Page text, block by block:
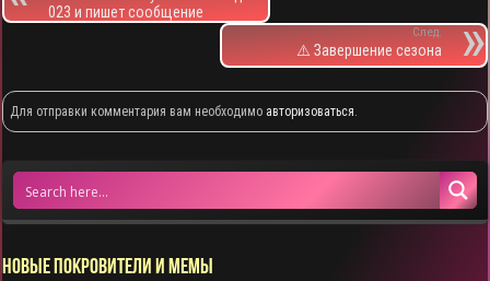
023 и пишет сообщение
След.
⚠️ Завершение сезона
Для отправки комментария вам необходимо авторизоваться.
НОВЫЕ ПОКРОВИТЕЛИ И МЕМЫ